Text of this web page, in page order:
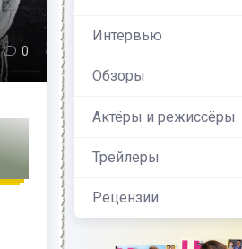
0
Интервью
Обзоры
Актёры и режиссёры
Трейлеры
Рецензии